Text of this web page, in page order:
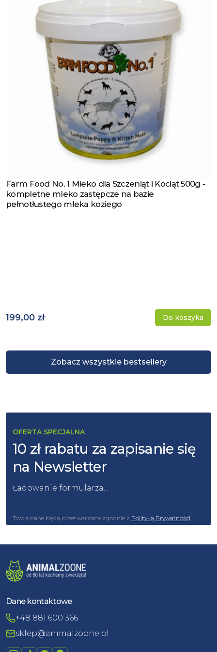
Zobacz wszystkie bestsellery
Zobacz produkt
Farm Food No. 1 Mleko dla Szczeniąt i Kociąt 500g -
kompletne mleko zastępcze na bazie
pełnotłustego mleka koziego
199,00 zł Do koszyka
OFERTA SPECJALNA
10 zł rabatu za zapisanie się
na Newsletter
Ładowanie formularza...
Twoje dane będą przetwarzane zgodnie z Polityką Prywatności
Dane kontaktowe
+48 881 600 366
sklep@animalzoone.pl